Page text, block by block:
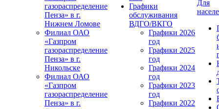
газораспределение
Пенза» в г.
Нижнем Ломове
Филиал ОАО
«Газпром
газораспределение
Пенза» в г.
Никольске
Филиал ОАО
«Газпром
газораспределение
Пенза» в г.
Графики
обслуживания
ВДГО/ВКГО
Графики 2026
год
Графики 2025
год
Графики 2024
год
Графики 2023
год
Графики 2022
Для